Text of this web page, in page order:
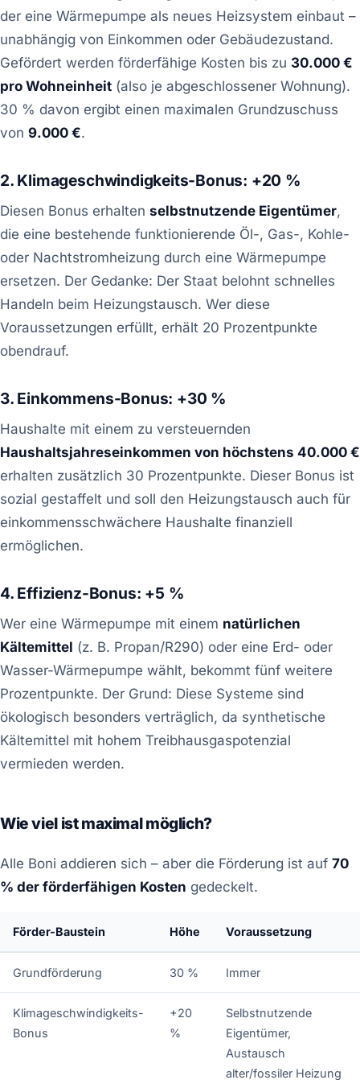
der eine Wärmepumpe als neues Heizsystem einbaut –
unabhängig von Einkommen oder Gebäudezustand.
Gefördert werden förderfähige Kosten bis zu 30.000 €
pro Wohneinheit (also je abgeschlossener Wohnung).
30 % davon ergibt einen maximalen Grundzuschuss
von 9.000 €.
2. Klimageschwindigkeits-Bonus: +20 %
Diesen Bonus erhalten selbstnutzende Eigentümer,
die eine bestehende funktionierende Öl-, Gas-, Kohle-
oder Nachtstromheizung durch eine Wärmepumpe
ersetzen. Der Gedanke: Der Staat belohnt schnelles
Handeln beim Heizungstausch. Wer diese
Voraussetzungen erfüllt, erhält 20 Prozentpunkte
obendrauf.
3. Einkommens-Bonus: +30 %
Haushalte mit einem zu versteuernden
Haushaltsjahreseinkommen von höchstens 40.000 €
erhalten zusätzlich 30 Prozentpunkte. Dieser Bonus ist
sozial gestaffelt und soll den Heizungstausch auch für
einkommensschwächere Haushalte finanziell
ermöglichen.
4. Effizienz-Bonus: +5 %
Wer eine Wärmepumpe mit einem natürlichen
Kältemittel (z. B. Propan/R290) oder eine Erd- oder
Wasser-Wärmepumpe wählt, bekommt fünf weitere
Prozentpunkte. Der Grund: Diese Systeme sind
ökologisch besonders verträglich, da synthetische
Kältemittel mit hohem Treibhausgaspotenzial
vermieden werden.
Wie viel ist maximal möglich?
Alle Boni addieren sich – aber die Förderung ist auf 70
% der förderfähigen Kosten gedeckelt.
Förder-Baustein Höhe Voraussetzung
Grundförderung 30 % Immer
Klimageschwindigkeits-
Bonus
+20
%
Selbstnutzende
Eigentümer,
Austausch
alter/fossiler Heizung